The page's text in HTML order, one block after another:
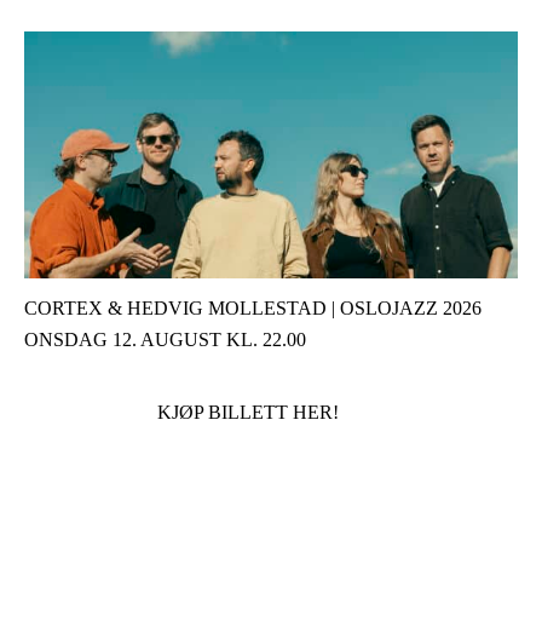
CORTEX & HEDVIG MOLLESTAD | OSLOJAZZ 2026
ONSDAG 12. AUGUST KL. 22.00
KJØP BILLETT HER!